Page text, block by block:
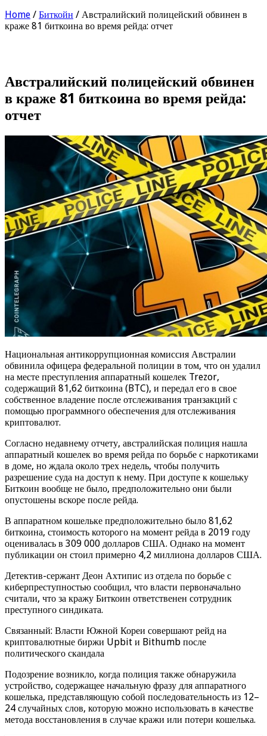
Home / Биткойн / Австралийский полицейский обвинен в
краже 81 биткоина во время рейда: отчет
Австралийский полицейский обвинен
в краже 81 биткоина во время рейда:
отчет
Национальная антикоррупционная комиссия Австралии
обвинила офицера федеральной полиции в том, что он удалил
на месте преступления аппаратный кошелек Trezor,
содержащий 81,62 биткоина (BTC), и передал его в свое
собственное владение после отслеживания транзакций с
помощью программного обеспечения для отслеживания
криптовалют.
Согласно недавнему отчету, австралийская полиция нашла
аппаратный кошелек во время рейда по борьбе с наркотиками
в доме, но ждала около трех недель, чтобы получить
разрешение суда на доступ к нему. При доступе к кошельку
Биткоин вообще не было, предположительно они были
опустошены вскоре после рейда.
В аппаратном кошельке предположительно было 81,62
биткоина, стоимость которого на момент рейда в 2019 году
оценивалась в 309 000 долларов США. Однако на момент
публикации он стоил примерно 4,2 миллиона долларов США.
Детектив-сержант Деон Ахтипис из отдела по борьбе с
киберпреступностью сообщил, что власти первоначально
считали, что за кражу Биткоин ответственен сотрудник
преступного синдиката.
Связанный: Власти Южной Кореи совершают рейд на
криптовалютные биржи Upbit и Bithumb после
политического скандала
Подозрение возникло, когда полиция также обнаружила
устройство, содержащее начальную фразу для аппаратного
кошелька, представляющую собой последовательность из 12–
24 случайных слов, которую можно использовать в качестве
метода восстановления в случае кражи или потери кошелька.